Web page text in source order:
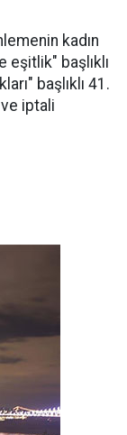
kadın
eşitlik" başlıklı
başlıklı 41.
iptali